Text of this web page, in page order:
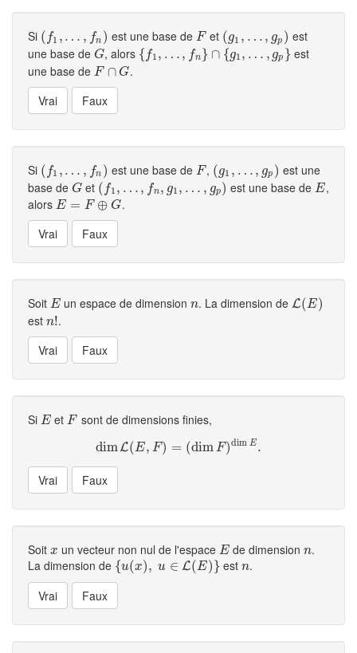
Si ( f1 , … , fn )
( 1, … f n ) est une base deF
F et (g1 , … , gp )
(g1 ,… , g p )
est
une base de G
G, alors {f1 , … , fn } ∩ {g1 , … , gp }
{f1, …, f n }∩{g1 … ,gp}
est
une base de F ∩ G
F∩G .
Si ( f1 , … , fn )
(f 1, … f n ) est une base de F
F , (g1 , … , gp )
(g1 ,… , g p )
est une
base de G
G et ( f1 , … , fn , g1 , … , gp)
(f 1, … f n ,g 1,…,g p ) est une base de E
E ,
alors E = F ⊕ G
E= F⊕G .
Soit E
E un espace de dimensionn
n. La dimension deL(E)
L(E)
est n!
n! .
Si E
E et F
F sont de dimensions finies,
dimL(E, F) = (dim F)dim E.
dimL(E,F) =(dimF)dimE.
Soit x
x un vecteur non nul de l'espace E
E de dimensionn
n.
La dimension de {u(x), u ∈ L(E) }
{u(x), u ∈L (E )} estn
n.